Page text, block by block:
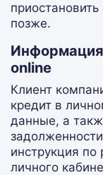
позже.
online
Клиент
кредит в
данные, а
инструкция по
личного